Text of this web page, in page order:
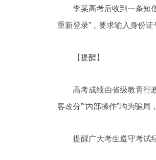
李某高考后收到一条短信
重新登录”，要求输入身份
【提醒】
高考成绩由省级教育行政
客改分”“内部操作”均为骗
提醒广大考生遵守考试纪